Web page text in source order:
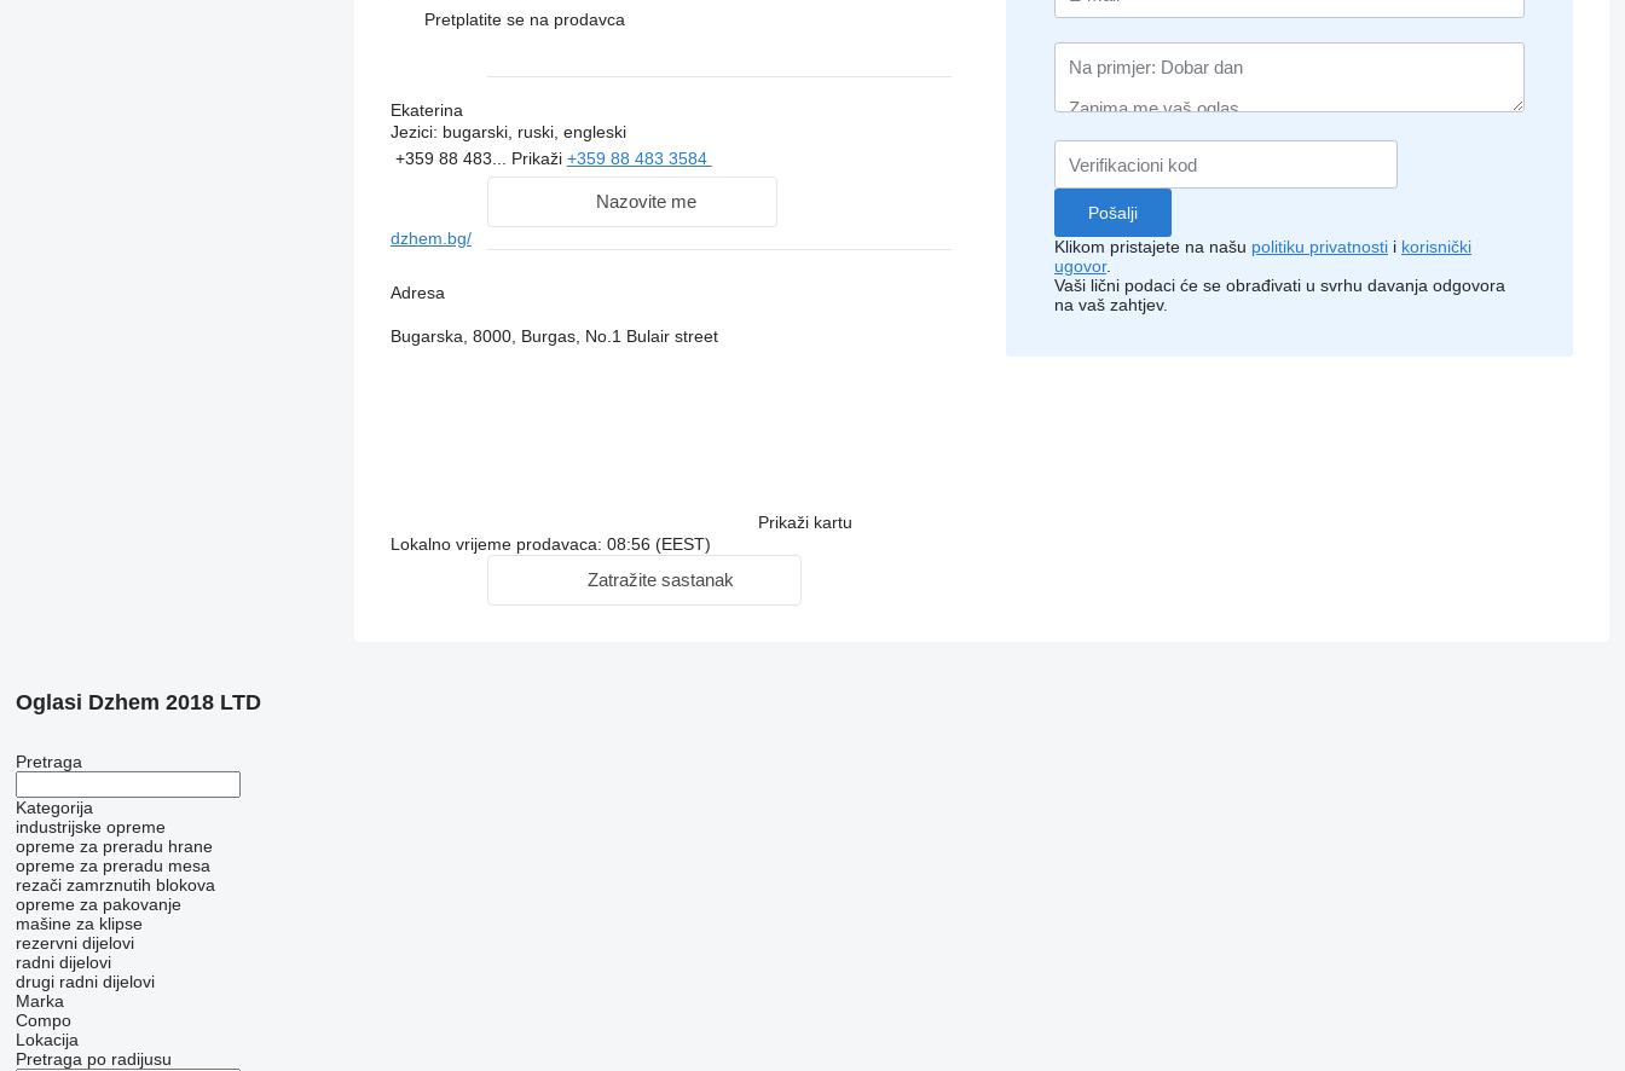
Pretplatite se na prodavca
Ekaterina
Jezici: bugarski, ruski, engleski
+359 88 483... Prikaži +359 88 483 3584
Nazovite me
dzhem.bg/
Adresa
Bugarska, 8000, Burgas, No.1 Bulair street
Prikaži kartu
Lokalno vrijeme prodavaca: 08:56 (EEST)
Zatražite sastanak
Klikom pristajete na našu politiku privatnosti i korisnički
ugovor.
Vaši lični podaci će se obrađivati ​​u svrhu davanja odgovora
na vaš zahtjev.
Oglasi Dzhem 2018 LTD
Pretraga
Kategorija
industrijske opreme
opreme za preradu hrane
opreme za preradu mesa
rezači zamrznutih blokova
opreme za pakovanje
mašine za klipse
rezervni dijelovi
radni dijelovi
drugi radni dijelovi
Marka
Compo
Lokacija
Pretraga po radijusu